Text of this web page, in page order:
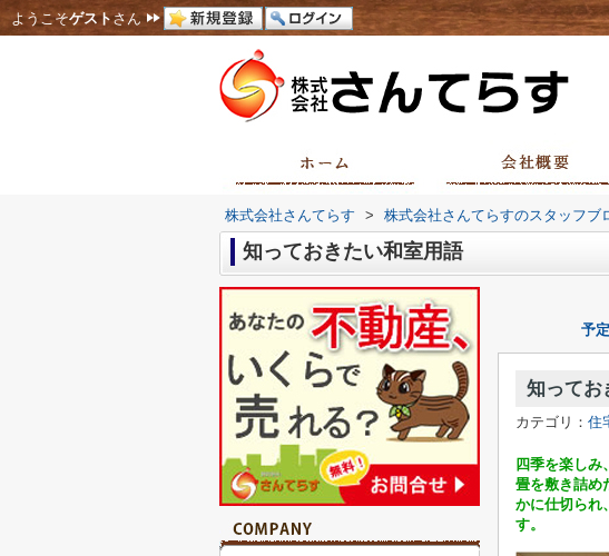
ようこそゲストさん
株式会社さんてらす > 株式会社さんてらすのスタッフブ
知っておきたい和室用語
予
知ってお
カテゴリ： 住
四季を楽しみ
畳を敷き詰め
かに仕切られ、
す。